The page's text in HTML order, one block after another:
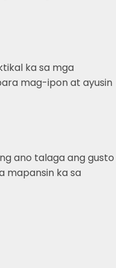
ka sa mga
mag-ipon at ayusin
ano talaga ang gusto
mapansin ka sa